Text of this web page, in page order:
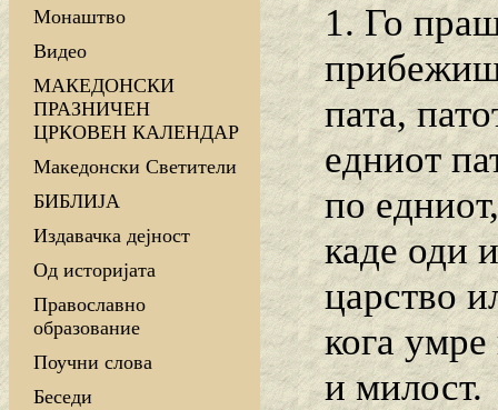
Монаштво
Видео
МАКЕДОНСКИ
ПРАЗНИЧЕН
ЦРКОВЕН КАЛЕНДАР
Македонски Светители
БИБЛИЈА
Издавачка дејност
Од историјата
Православно
образование
Поучни слова
Беседи
1. Го
пата,
едниот
по
каде оди
царство
кога
и милост.